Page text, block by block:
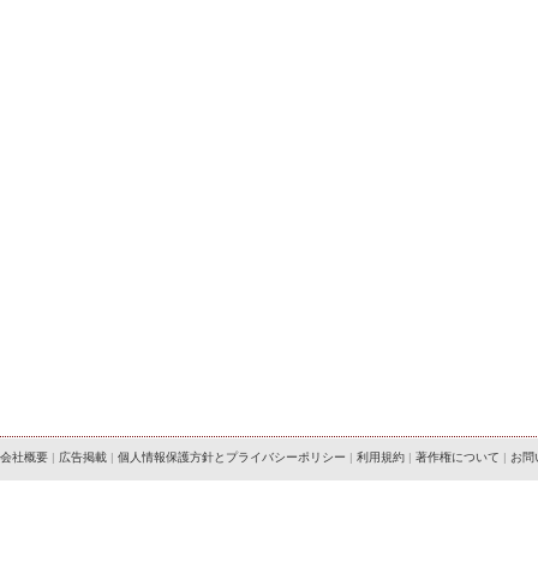
会社概要 | 広告掲載 | 個人情報保護方針とプライバシーポリシー | 利用規約 | 著作権について | お問